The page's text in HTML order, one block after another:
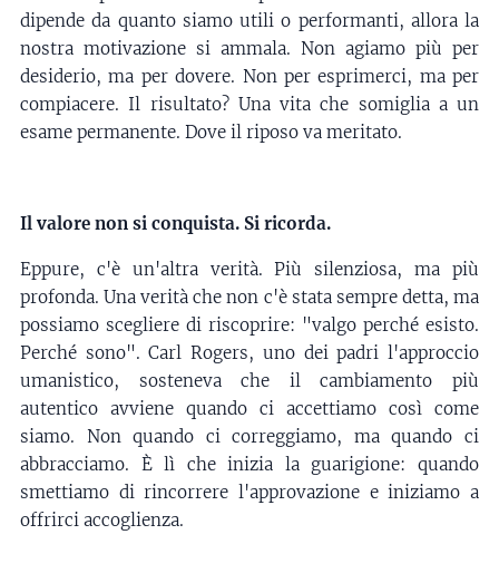
dipende da quanto siamo utili o performanti, allora la
nostra motivazione si ammala. Non agiamo più per
desiderio, ma per dovere. Non per esprimerci, ma per
compiacere. Il risultato? Una vita che somiglia a un
esame permanente. Dove il riposo va meritato.
Il valore non si conquista. Si ricorda.
Eppure, c'è un'altra verità. Più silenziosa, ma più
profonda. Una verità che non c'è stata sempre detta, ma
possiamo scegliere di riscoprire: "valgo perché esisto.
Perché sono". Carl Rogers, uno dei padri l'approccio
umanistico, sosteneva che il cambiamento più
autentico avviene quando ci accettiamo così come
siamo. Non quando ci correggiamo, ma quando ci
abbracciamo. È lì che inizia la guarigione: quando
smettiamo di rincorrere l'approvazione e iniziamo a
offrirci accoglienza.